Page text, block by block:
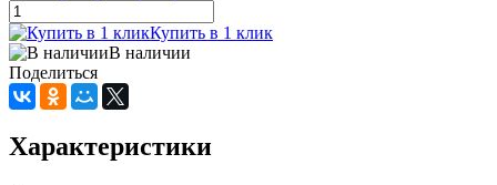
Купить в 1 клик
В наличии
Поделиться
Характеристики